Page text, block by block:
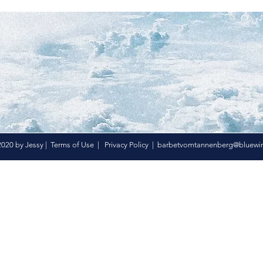
by Jessy | Terms of Use| Privacy Policy